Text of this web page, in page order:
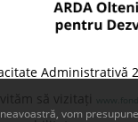
Administrativă
să vizitați
vom